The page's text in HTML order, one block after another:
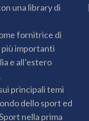
una library di
fornitrice di
importanti
e all’estero
principali temi
dello sport ed
nella prima